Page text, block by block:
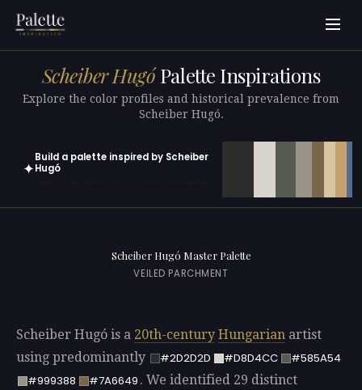
Scheiber HugóPalette Inspirations
Explore the color profiles and historical prevalence from
Scheiber Hugó.
✦
Build a palette inspired by Scheiber
Hugó
Scheiber Hugó Master Palette
VEILED PARCHMENT
Scheiber Hugó is a 20th-century Hungarian artist
using predominantly
#2D2D2D #D8D4CC
#585A54
#999388
#7A6649 . We identified 29 distinct